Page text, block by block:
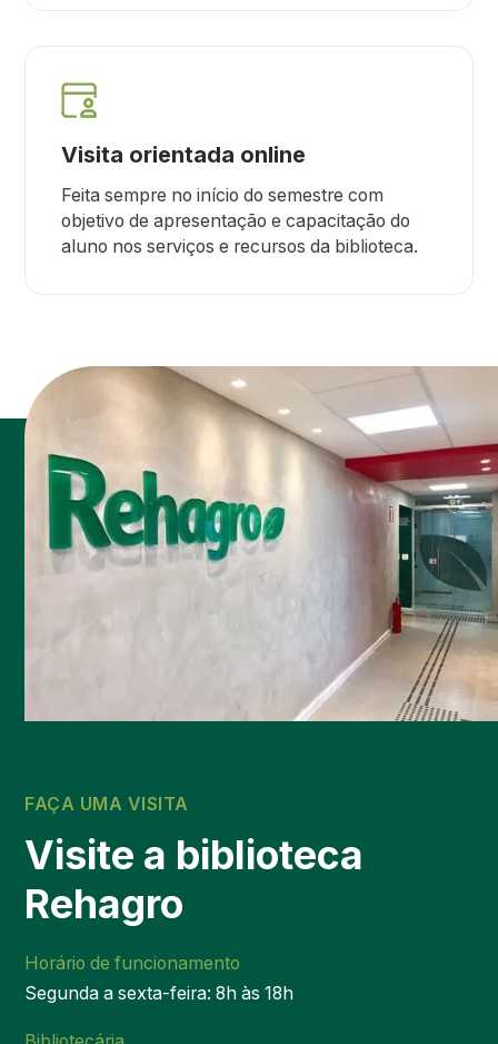
Visita orientada online
Feita sempre no início do semestre com
objetivo de apresentação e capacitação do
aluno nos serviços e recursos da biblioteca.
FAÇA UMA VISITA
Visite a biblioteca
Rehagro
Horário de funcionamento
Segunda a sexta-feira: 8h às 18h